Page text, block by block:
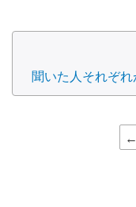
聞いた人それぞ
←